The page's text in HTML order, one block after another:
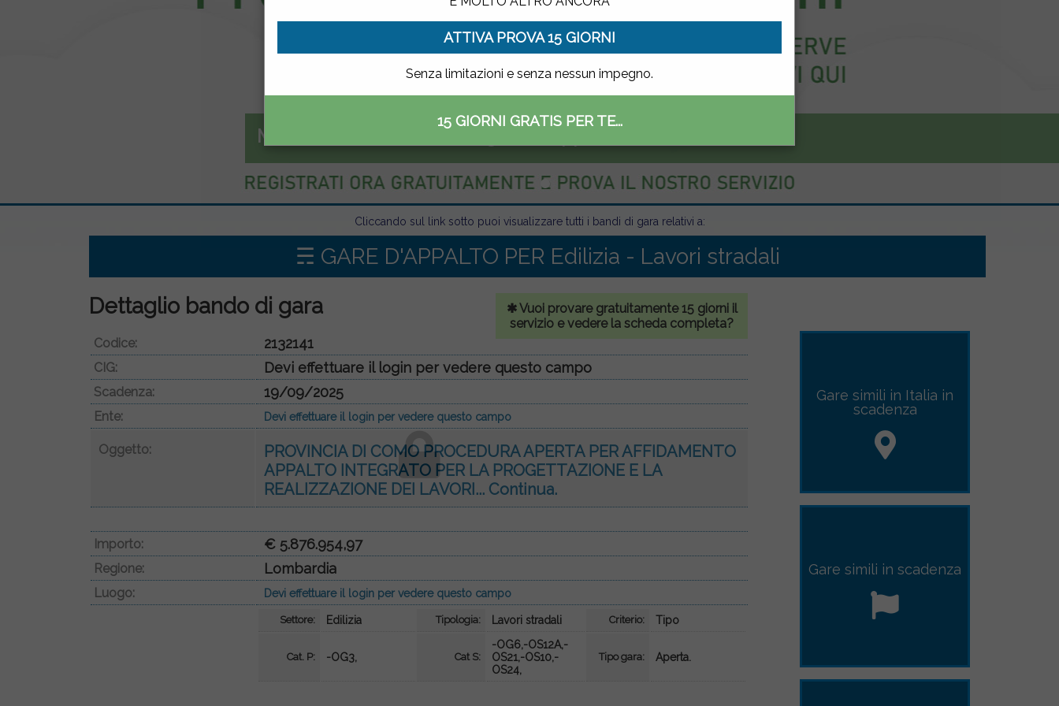
ATTIVA PROVA 15 GIORNI
Senza limitazioni e senza nessun impegno.
15 GIORNI GRATIS PER TE...
Mercato elettronico delle gare di appalto
Cliccando sul link sotto puoi visualizzare tutti i bandi di gara relativi a:
☴ GARE D'APPALTO PER Edilizia - Lavori stradali
✱ Vuoi provare gratuitamente 15 giorni il
servizio e vedere la scheda completa?
Dettaglio bando di gara
Codice: 2132141
CIG: Devi effettuare il login per vedere questo campo
Scadenza: 19/09/2025
Ente: Devi effettuare il login per vedere questo campo
Oggetto:
PROVINCIA DI COMO PROCEDURA APERTA PER AFFIDAMENTO
APPALTO INTEGRATO PER LA PROGETTAZIONE E LA
REALIZZAZIONE DEI LAVORI... Continua.
Importo: € 5.876.954,97
Regione: Lombardia
Luogo: Devi effettuare il login per vedere questo campo
Settore: Edilizia Tipologia: Lavori stradali Criterio: Tipo
Cat. P: -OG3, Cat S:
-OG6,-OS12A,-
OS21,-OS10,-
OS24,
Tipo gara: Aperta.
Gare simili in Italia in
scadenza
Gare simili in scadenza